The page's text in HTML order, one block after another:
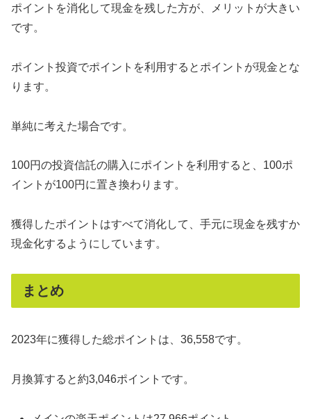
ポイントを消化して現金を残した方が、メリットが大きい
です。
ポイント投資でポイントを利用するとポイントが現金とな
ります。
単純に考えた場合です。
100円の投資信託の購入にポイントを利用すると、100ポ
イントが100円に置き換わります。
獲得したポイントはすべて消化して、手元に現金を残すか
現金化するようにしています。
まとめ
2023年に獲得した総ポイントは、36,558です。
月換算すると約3,046ポイントです。